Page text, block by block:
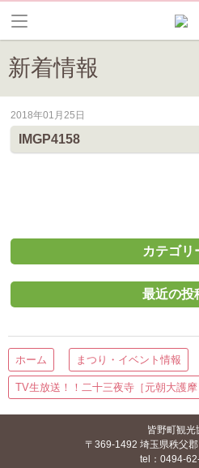
新着情報
皆野町のイベントやお祭り、花情報
2018年01月25日
IMGP4158
カテゴリ
最近の投
ホーム まつり・イベント情報
TV生放送！！二十三夜寺［元朝大護摩
皆野町観光
〒369-1492 埼玉県秩父
tel：0494-